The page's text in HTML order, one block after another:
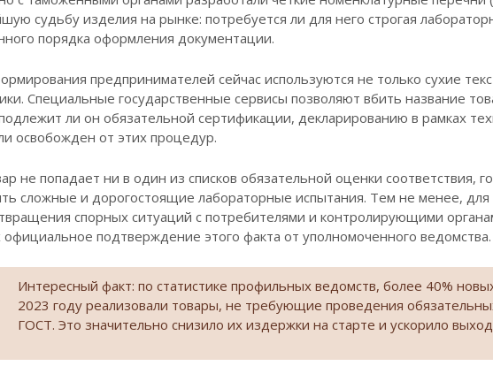
судьбу изделия на рынке: потребуется ли для него строгая
порядка оформления документации.
предпринимателей сейчас используются не только сухие
Специальные государственные сервисы позволяют вбить название
ли он обязательной сертификации, декларированию в рамках
освобожден от этих процедур.
не попадает ни в один из списков обязательной оценки соответствия,
сложные и дорогостоящие лабораторные испытания. Тем не менее, для
спорных ситуаций с потребителями и контролирующими
официальное подтверждение этого факта от уполномоченного ведомства.
Интересный факт: по статистике профильных ведомств, более 40%
2023 году реализовали товары, не требующие проведения
ГОСТ. Это значительно снизило их издержки на старте и ускорило